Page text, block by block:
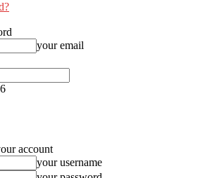
your email
account
your username